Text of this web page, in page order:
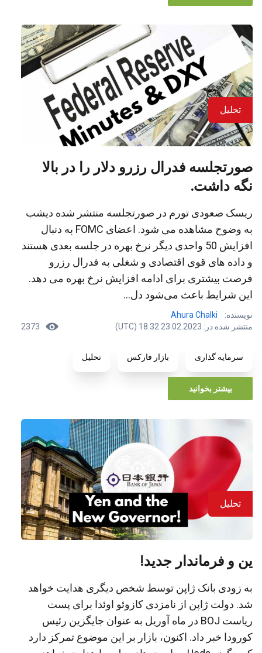
تحلیل
صورتجلسه فدرال رزرو دلار را در بالا
نگه داشت.
ریسک صعودی تورم در صورتجلسه منتشر شده دیشب
به وضوح مشاهده می شود. اعضای FOMC به دنبال
افزایش 50 واحدی دیگر نرخ بهره در جلسه بعدی هستند
و داده های قوی اقتصادی و شغلی به فدرال رزرو
فرصت بیشتری برای ادامه افزایش نرخ بهره می دهد.
این شرایط باعث می‌شود دل...
نویسنده:
Ahura Chalki
منتشر شده در: 23.02.2023 18:32 (UTC)
2373
سرمایه گذاری بازار فارکس تحلیل
بیشتر بخوانید
تحلیل
ین و فرماندار جدید!
به زودی بانک ژاپن توسط شخص دیگری هدایت خواهد
شد. دولت ژاپن از نامزدی کازوئو اوئدا برای پست
ریاست BOJ در ماه آوریل به عنوان جایگزین رئیس
کورودا خبر داد. اکنون، بازار بر این موضوع تمرکز دارد